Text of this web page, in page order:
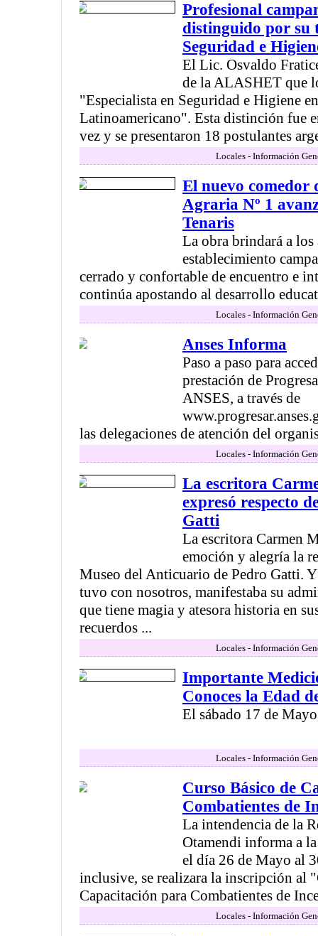
Profesional
distinguido por su
Seguridad e
El Lic. Osvaldo
de la ALASHET que
"Especialista en Seguridad e Higiene
Latinoamericano". Esta distinción fue
vez y se presentaron 18 postulantes
Locales - Información
El nuevo comedor
Agraria Nº 1
Tenaris
La obra brindará a
establecimiento
cerrado y confortable de encuentro e
continúa apostando al desarrollo
Locales - Información
Anses Informa
Paso a paso para
prestación de
ANSES, a través de
las delegaciones de atención del
Locales - Información
La escritora
expresó respecto
Gatti
La escritora Carmen
emoción y alegría la
Museo del Anticuario de Pedro Gatti.
tuvo con nosotros, manifestaba su
que tiene magia y atesora historia en
recuerdos ...
Locales - Información
Importante
Conoces la Edad
El sábado 17 de
Locales - Información
Curso Básico de
Combatientes de
La intendencia de la
Otamendi informa a
el día 26 de Mayo al
inclusive, se realizara la inscripción al
Capacitación para Combatientes de
Locales - Información